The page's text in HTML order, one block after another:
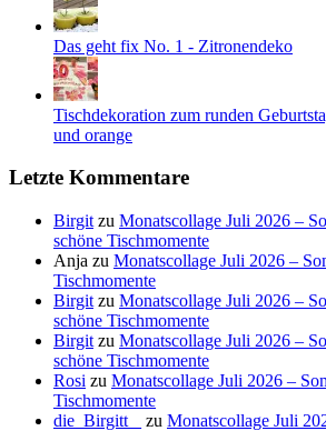
Das geht fix No. 1 - Zitronendeko
Tischdekoration zum runden
und orange
Letzte Kommentare
Birgit zu Monatscollage Juli 2026 –
schöne Tischmomente
Anja zu Monatscollage Juli 2026 –
Tischmomente
Birgit zu Monatscollage Juli 2026 –
schöne Tischmomente
Birgit zu Monatscollage Juli 2026 –
schöne Tischmomente
Rosi zu Monatscollage Juli 2026 –
Tischmomente
die_Birgitt _
zu Monatscollage Juli